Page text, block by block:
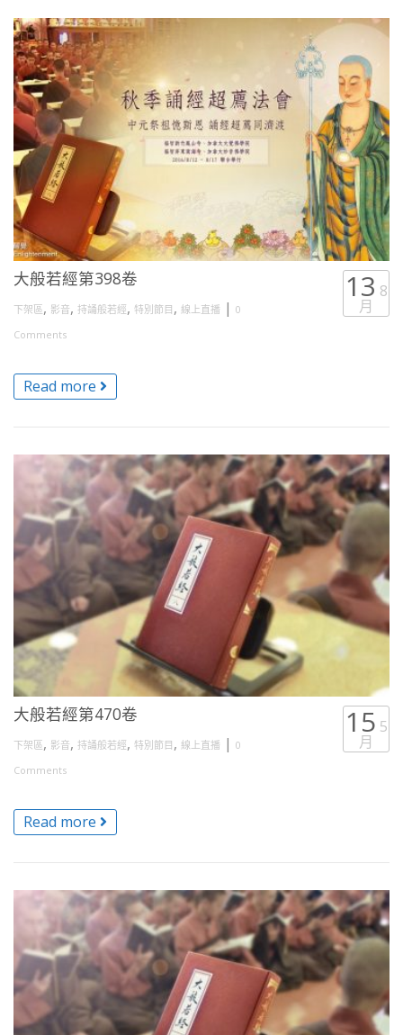
大般若經第398卷
下架區, 影音, 持誦般若經, 特別節目 , 線上直播 | 0
Comments
13 8
月
Read more
大般若經第470卷
下架區, 影音, 持誦般若經, 特別節目 , 線上直播 | 0
Comments
15 5
月
Read more